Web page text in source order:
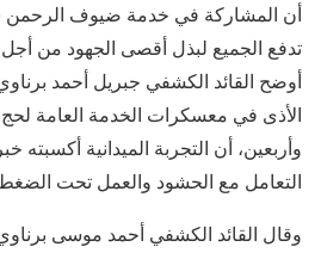
أن المشاركة في خدمة ضيوف
تدفع الجميع لبذل أقصى الجهود من أجل
أوضح القائد الكشفي جبريل أحمد
الأذى في معسكرات الخدمة العامة
وأربعين، أن التجربة الميدانية
التعامل مع الحشود والعمل تحت
​وقال القائد الكشفي أحمد موسى